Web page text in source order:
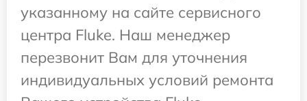
указанному на сайте сервисного
центра Fluke. Наш менеджер
перезвонит Вам для уточнения
индивидуальных условий ремонта